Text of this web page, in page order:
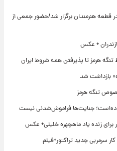
هنرمندان برگزار شد/حضور جمعی از
+ عکس
هرمز تا پذیرفتن همه شروط ایران
شد
تنگه هرمز
جنایت‌ها فراموش‌شدنی نیست
زنده یاد ماهچهره خلیلی+ عکس
سرمربی جدید تراکتور+فیلم